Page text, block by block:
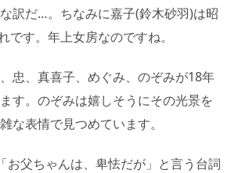
訳だ…。ちなみに嘉子(鈴木砂羽)は昭
です。年上女房なのですね。
忠、真喜子、めぐみ、のぞみが18年
す。のぞみは嬉しそうにその光景を
な表情で見つめています。
お父ちゃんは、卑怯だが」と言う台詞